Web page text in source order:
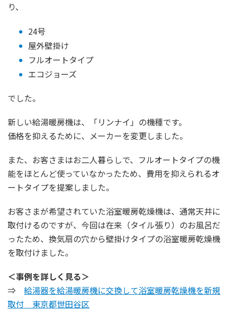
り、
24号
屋外壁掛け
フルオートタイプ
エコジョーズ
でした。
新しい給湯暖房機は、「リンナイ」の機種です。
価格を抑えるために、メーカーを変更しました。
また、お客さまはお二人暮らしで、フルオートタイプの機
能をほとんど使っていなかったため、費用を抑えられるオ
ートタイプを提案しました。
お客さまが希望されていた浴室暖房乾燥機は、通常天井に
取付けるのですが、今回は在来（タイル張り）のお風呂だ
ったため、換気扇の穴から壁掛けタイプの浴室暖房乾燥機
を取付けました。
＜事例を詳しく見る＞
⇒ 給湯器を給湯暖房機に交換して浴室暖房乾燥機を新規
取付 東京都世田谷区